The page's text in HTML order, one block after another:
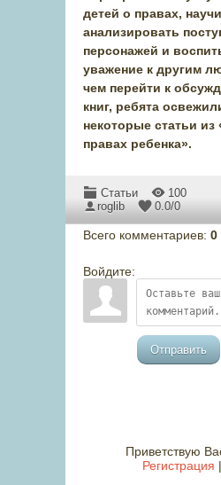
детей о правах,
анализировать
персонажей и
уважение к другим
чем перейти к
книг, ребята
некоторые статьи из
правах ребенка».
Статьи
100
roglib
0.0/0
Всего комментариев: 0
Войдите:
Отправить
Приветствую
Регистрация |